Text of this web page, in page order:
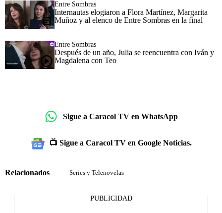
Entre Sombras
Internautas elogiaron a Flora Martínez, Margarita
Muñoz y al elenco de Entre Sombras en la final
Entre Sombras
Después de un año, Julia se reencuentra con Iván y
Magdalena con Teo
Sigue a Caracol TV en WhatsApp
📺 Sigue a Caracol TV en Google Noticias.
Relacionados Series y Telenovelas
PUBLICIDAD